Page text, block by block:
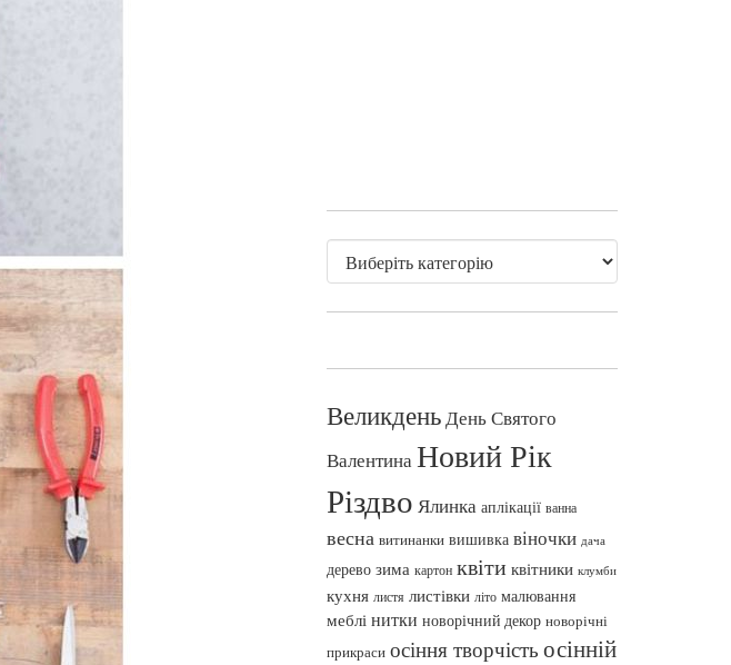
ВеликденьДень Святого
ВалентинаНовий Рік
Різдво Ялинка аплікації ванна
весна витинанки вишивка віночки дача
дерево зима картон квіти квітники клумби
кухня листя листівки літо малювання
меблі нитки новорічний декор новорічні
прикраси осіння творчість осінній